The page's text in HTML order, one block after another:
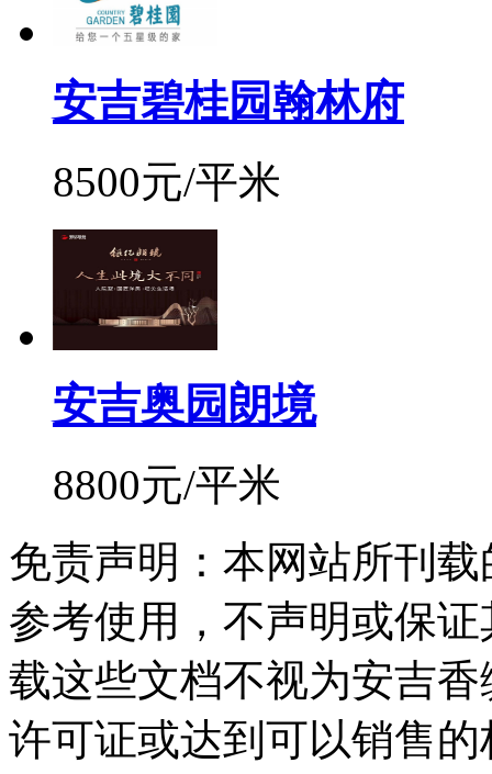
安吉碧桂园翰林府
8500元/平米
安吉奥园朗境
8800元/平米
免责声明：本网站所刊
参考使用，不声明或保
载这些文档不视为安吉
许可证或达到可以销售